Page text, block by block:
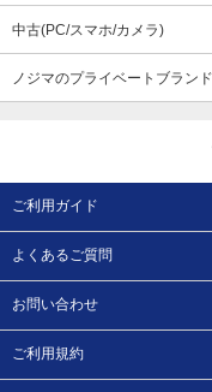
中古(PC/スマホ/カメラ)
ノジマのプライベートブランド
ご利用ガイド
よくあるご質問
お問い合わせ
ご利用規約